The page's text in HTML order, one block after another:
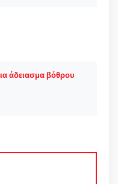
άδειασμα βόθρου